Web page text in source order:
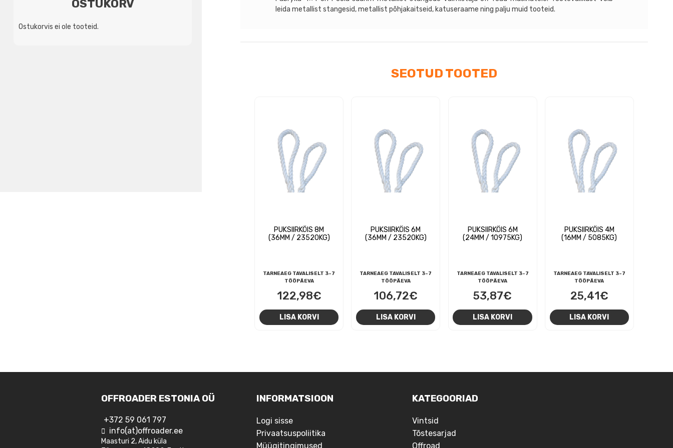
tagastange
leida metallist stangesid, metallist põhjakaitseid, katuseraame ning palju muid tooteid.
SEOTUD TOOTED
PUKSIIRKÖIS 8M
(36MM / 23520KG)
TARNEAEG TAVALISELT 3-7
TÖÖPÄEVA
122,98€
LISA KORVI
PUKSIIRKÖIS 6M
(36MM / 23520KG)
TARNEAEG TAVALISELT 3-7
TÖÖPÄEVA
106,72€
LISA KORVI
PUKSIIRKÖIS 6M
(24MM / 10975KG)
TARNEAEG TAVALISELT 3-7
TÖÖPÄEVA
53,87€
LISA KORVI
PUKSIIRKÖIS 4M
(16MM / 5085KG)
TARNEAEG TAVALISELT 3-7
TÖÖPÄEVA
25,41€
LISA KORVI
OSTUKORV
Ostukorvis ei ole tooteid.
OFFROADER ESTONIA OÜ
+372 59 061 797
info(at)offroader.ee
Maasturi 2, Aidu küla
INFORMATSIOON
Logi sisse
Privaatsuspoliitika
Müügitingimused
KATEGOORIAD
Vintsid
Tõstesarjad
Offroad